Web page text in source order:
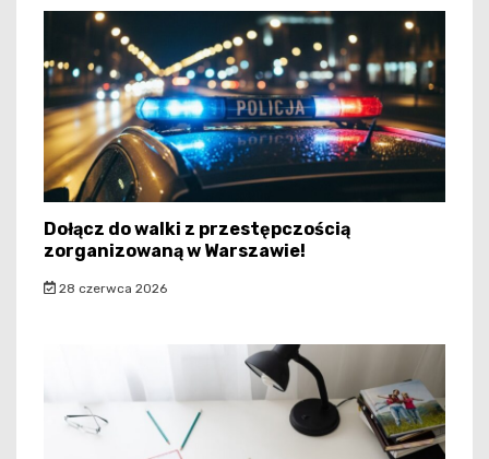
Dołącz do walki z przestępczością
zorganizowaną w Warszawie!
28 czerwca 2026